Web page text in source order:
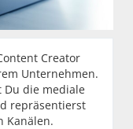
Creator
Unternehmen.
Du die mediale
repräsentierst
Kanälen.